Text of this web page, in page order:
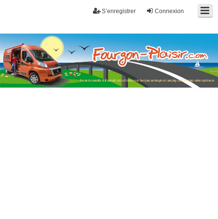
Connexion
S’enregistrer
Fourgon-plaisir.com
Forum de conseils et d'entraide des utilisateurs de fourgons, fourgons
aménagés, vans et de camping-car. Partagez votre expérience.